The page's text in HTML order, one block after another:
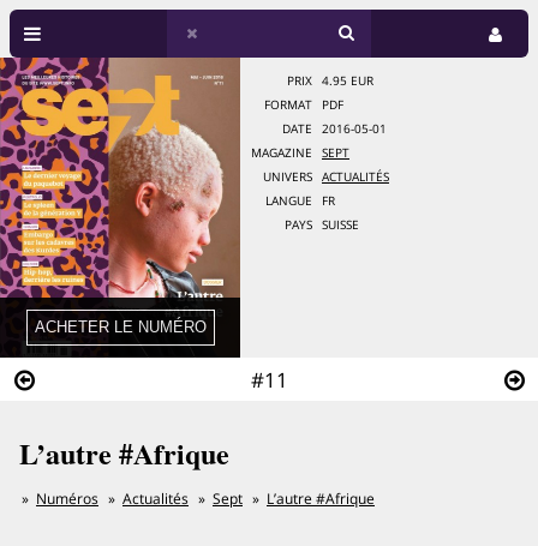
#11
PRIX
4.95 EUR
FORMAT
PDF
DATE
2016-05-01
MAGAZINE
SEPT
UNIVERS
ACTUALITÉS
LANGUE
FR
PAYS
SUISSE
L’autre #Afrique
Numéros Actualités Sept L’autre #Afrique